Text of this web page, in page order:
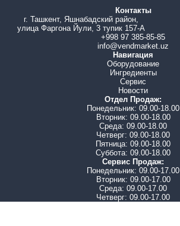
Подключение терминала, QR оплата
Лифт
Контакты
г. Ташкент, Яшнабадский район,
улица Фаргона Йули, 3 тупик 157-А
+998 97 385-85-85
info@vendmarket.uz
Навигация
Оборудование
Ингредиенты
Сервис
Новости
Отдел Продаж:
Понедельник: 09.00-18.00
Вторник: 09.00-18.00
Среда: 09.00-18.00
Четверг: 09.00-18.00
Пятница: 09.00-18.00
Суббота: 09.00-18.00
Сервис Продаж:
Понедельник: 09.00-17.00
Вторник: 09.00-17.00
Среда: 09.00-17.00
Четверг: 09.00-17.00